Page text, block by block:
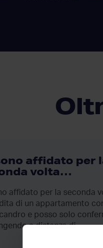
affidato per
volta…
affidato per la seconda
di un appartamento
e posso solo
a distanza di...